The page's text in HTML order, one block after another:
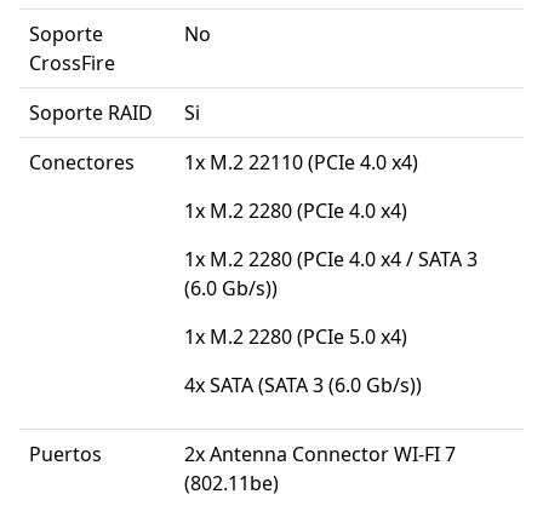
Soporte
CrossFire
No
Soporte RAID
Si
Conectores
1x M.2 22110 (PCIe 4.0 x4)
1x M.2 2280 (PCIe 4.0 x4)
1x M.2 2280 (PCIe 4.0 x4 / SATA 3
(6.0 Gb/s))
1x M.2 2280 (PCIe 5.0 x4)
4x SATA (SATA 3 (6.0 Gb/s))
Puertos
2x Antenna Connector WI-FI 7
(802.11be)